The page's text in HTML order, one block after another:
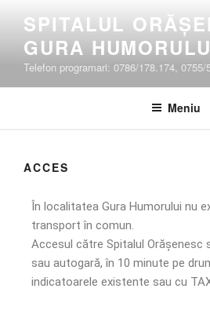
SPITALUL
GURA
Telefon programari: 0786/178.174, 0755/
Meniu
ACCES
În localitatea Gura Humorului nu
transport în comun.
Accesul către Spitalul Orășenesc
sau autogară, în 10 minute pe
indicatoarele existente sau cu